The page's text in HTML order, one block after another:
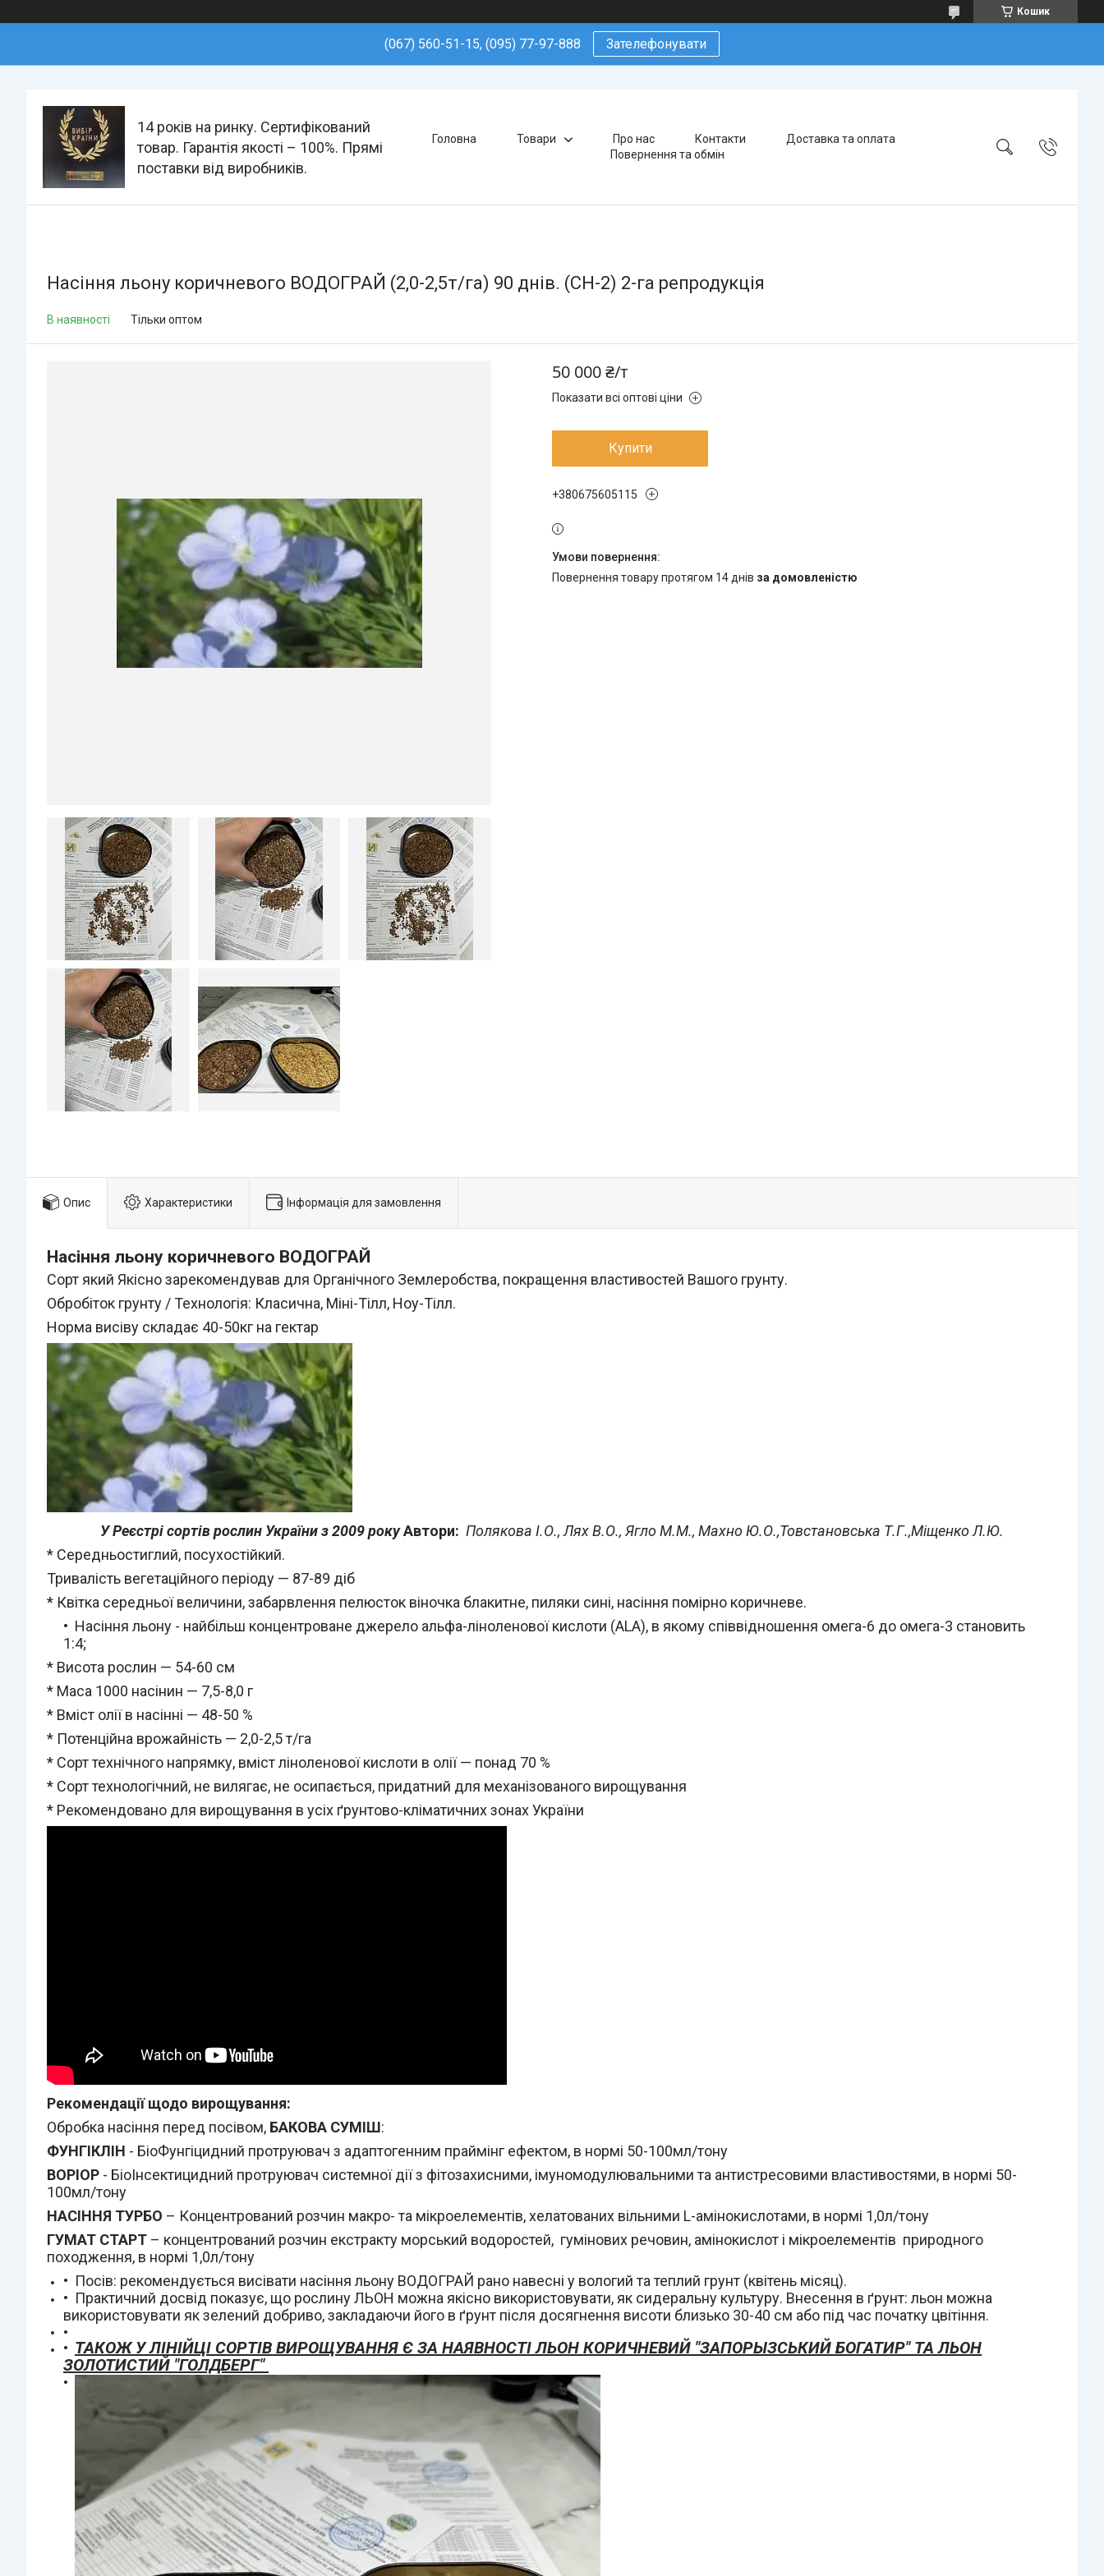
Кошик
(067) 560-51-15, (095) 77-97-888 Зателефонувати
14 років на ринку. Сертифікований
товар. Гарантія якості – 100%. Прямі
поставки від виробників.
Головна Товари Про нас Контакти
Доставка та оплата
Повернення та обмін
Насіння льону коричневого ВОДОГРАЙ (2,0-2,5т/га) 90 днів. (СН-2) 2-га репродукція
В наявності Тільки оптом
50 000 ₴/т
Показати всі оптові ціни
Купити
+380675605115
повернення товару протягом 14 днів за домовленістю
Опис Характеристики Інформація для замовлення
Насіння льону коричневого ВОДОГРАЙ
Сорт який Якісно зарекомендував для Органічного Землеробства, покращення властивостей Вашого грунту.
Обробіток грунту / Технологія: Класична, Міні-Тілл, Ноу-Тілл.
Норма висіву складає 40-50кг на гектар
У Реєстрі сортів рослин України з 2009 рокуАвтори: Полякова І.О., Лях В.О., Ягло М.М., Махно Ю.О.,Товстановська Т.Г.,Міщенко Л.Ю.
* Середньостиглий, посухостійкий.
Тривалість вегетаційного періоду — 87-89 діб
* Квітка середньої величини, забарвлення пелюсток віночка блакитне, пиляки сині, насіння помірно коричневе.
Насіння льону - найбільш концентроване джерело альфа-ліноленової кислоти (ALA), в якому співвідношення омега-6 до омега-3 становить
1:4;
* Висота рослин — 54-60 см
* Маса 1000 насінин — 7,5-8,0 г
* Вміст олії в насінні — 48-50 %
* Потенційна врожайність — 2,0-2,5 т/га
* Сорт технічного напрямку, вміст ліноленової кислоти в олії — понад 70 %
* Сорт технологічний, не вилягає, не осипається, придатний для механізованого вирощування
* Рекомендовано для вирощування в усіх ґрунтово-кліматичних зонах України
Рекомендації щодо вирощування:
Обробка насіння перед посівом, БАКОВА СУМІШ:
ФУНГІКЛІН - БіоФунгіцидний протруювач з адаптогенним праймінг ефектом, в нормі 50-100мл/тону
ВОРІОР - БіоІнсектицидний протруювач системної дії з фітозахисними, імуномодулювальними та антистресовими властивостями, в нормі 50-
100мл/тону
НАСІННЯ ТУРБО – Концентрований розчин макро- та мікроелементів, хелатованих вільними L-амінокислотами, в нормі 1,0л/тону
ГУМАТ СТАРТ – концентрований розчин екстракту морський водоростей, гумінових речовин, амінокислот і мікроелементів природного
походження, в нормі 1,0л/тону
Посів: рекомендується висівати насіння льону ВОДОГРАЙ рано навесні у вологий та теплий грунт (квітень місяц).
Практичний досвід показує, що рослину ЛЬОН можна якісно використовувати, як сидеральну культуру. Внесення в ґрунт: льон можна
використовувати як зелений добриво, закладаючи його в ґрунт після досягнення висоти близько 30-40 см або під час початку цвітіння.
ТАКОЖ У ЛІНІЙЦІ СОРТІВ ВИРОЩУВАННЯ Є ЗА НАЯВНОСТІ ЛЬОН КОРИЧНЕВИЙ "ЗАПОРЫЗСЬКИЙ БОГАТИР" ТА ЛЬОН
ЗОЛОТИСТИЙ "ГОЛДБЕРГ"